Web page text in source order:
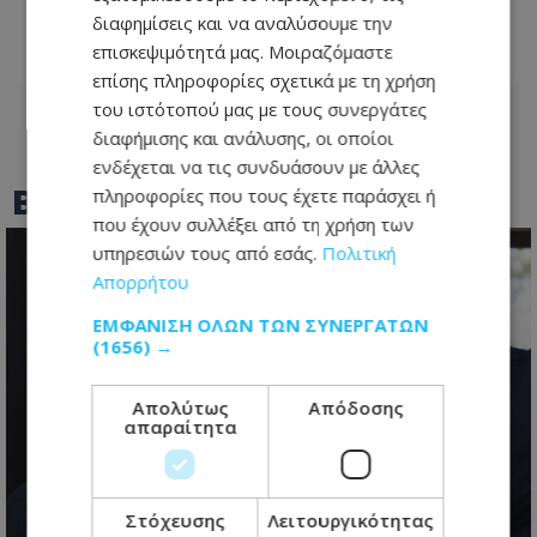
κάσιες πατατών»
07.08.2026 - 16:11
BEST OFTOTHEMAONLINE
Κυπριακό: Τα «αγκάθια» που θα
κρίνουν τις εξελίξεις και οι
διαφημίσεις και να αναλύσουμε την
επισκεψιμότητά μας. Μοιραζόμαστε
επίσης πληροφορίες σχετικά με τη χρήση
του ιστότοπού μας με τους συνεργάτες
διαφήμισης και ανάλυσης, οι οποίοι
ενδέχεται να τις συνδυάσουν με άλλες
πληροφορίες που τους έχετε παράσχει ή
που έχουν συλλέξει από τη χρήση των
υπηρεσιών τους από εσάς. Πολιτική
Απορρήτου
ΕΜΦΆΝΙΣΗ ΌΛΩΝ ΤΩΝ ΣΥΝΕΡΓΑΤΏΝ
(1656) →
Απολύτως
απαραίτητα
Απόδοσης
Στόχευσης Λειτουργικότητας